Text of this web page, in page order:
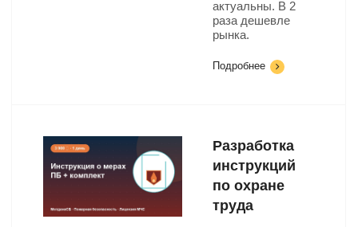
актуальны. В 2
раза дешевле
рынка.
Подробнее
Разработка
инструкций
по охране
труда